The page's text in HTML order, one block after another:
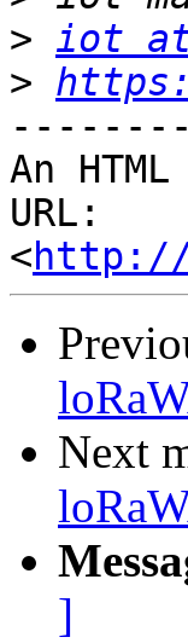
> iot
>
An
URL:
<http://
Next
]